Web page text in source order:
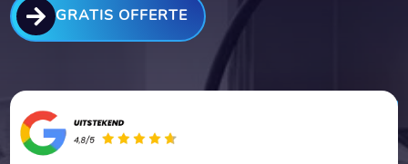
 GRATIS OFFERTE